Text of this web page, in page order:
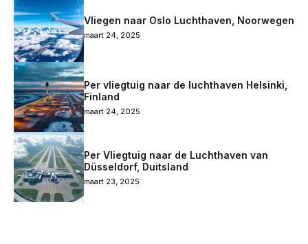
Vliegen naar Oslo Luchthaven, Noorwegen
maart 24, 2025
Per vliegtuig naar de luchthaven Helsinki,
Finland
maart 24, 2025
Per Vliegtuig naar de Luchthaven van
Düsseldorf, Duitsland
maart 23, 2025